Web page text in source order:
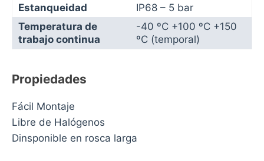
Estanqueidad
IP68 – 5 bar
Temperatura de
trabajo continua
-40 ºC +100 ºC +150
ºC (temporal)
Propiedades
Fácil Montaje
Libre de Halógenos
Dinsponible en rosca larga